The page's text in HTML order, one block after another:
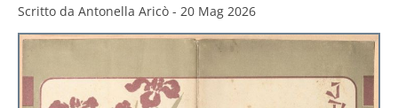
Scritto da Antonella Aricò - 20 Mag 2026